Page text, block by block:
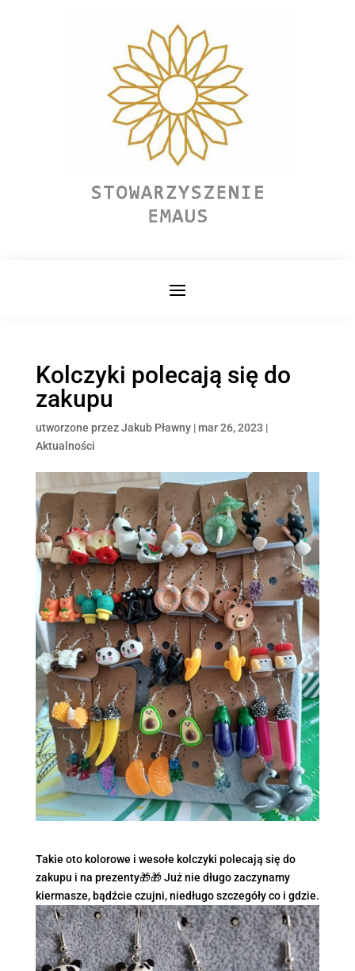
Kolczyki polecają się do
zakupu
utworzone przezJakub Pławny|mar 26, 2023 |
Aktualności
Takie oto kolorowe i wesołe kolczyki polecają się do
zakupu i na prezenty🎁🎁 Już nie długo zaczynamy
kiermasze, bądźcie czujni, niedługo szczegóły co i gdzie.